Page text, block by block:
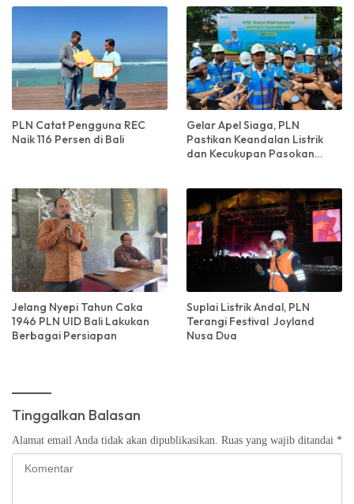
PLN Catat Pengguna REC
Naik 116 Persen di Bali
Gelar Apel Siaga, PLN
Pastikan Keandalan Listrik
dan Kecukupan Pasokan
Jelang Nyepi Tahun Caka
1946 PLN UID Bali Lakukan
Berbagai Persiapan
Suplai Listrik Andal, PLN
Terangi Festival Joyland
Nusa Dua
Tinggalkan Balasan
Alamat email Anda tidak akan dipublikasikan. Ruas yang wajib ditandai *